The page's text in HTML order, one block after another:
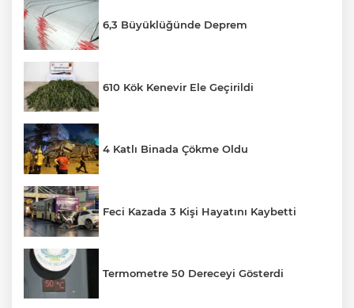
6,3 Büyüklüğünde Deprem
610 Kök Kenevir Ele Geçirildi
4 Katlı Binada Çökme Oldu
Feci Kazada 3 Kişi Hayatını Kaybetti
Termometre 50 Dereceyi Gösterdi